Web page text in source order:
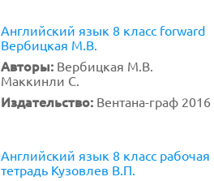
Английский язык 8 класс forward
Вербицкая М.В.
Авторы: Вербицкая М.В.
Маккинли С.
Издательство: Вентана-граф 2016
Английский язык 8 класс рабочая
тетрадь Кузовлев В.П.